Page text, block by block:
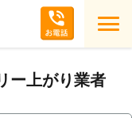
ー上がり業者